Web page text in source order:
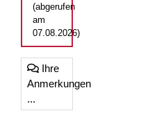
(abgerufen
am
07.08.2026)
Ihre
Anmerkungen
...